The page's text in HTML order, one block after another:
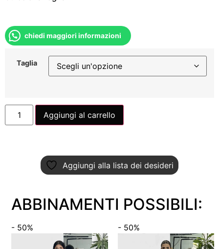
chiedi maggiori informazioni
Taglia
Aggiungi al carrello
Aggiungi alla lista dei desideri
ABBINAMENTI POSSIBILI:
- 50% - 50%